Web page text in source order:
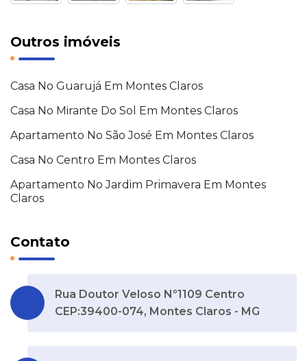
Outros imóveis
Casa No Guarujá Em Montes Claros
Casa No Mirante Do Sol Em Montes Claros
Apartamento No São José Em Montes Claros
Casa No Centro Em Montes Claros
Apartamento No Jardim Primavera Em Montes
Claros
Contato
Rua Doutor Veloso Nº1109 Centro
CEP:39400-074, Montes Claros - MG